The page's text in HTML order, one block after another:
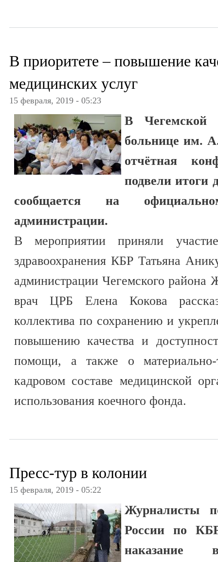
В приоритете – повышение
медицинских услуг
15 февраля, 2019 - 05:23
В Чегемской
больнице им.
отчётная
подвели итоги
сообщается на
администрации.
В мероприятии приняли
здравоохранения КБР Татьяна
администрации Чегемского
врач ЦРБ Елена Кокова
коллектива по сохранению и
повышению качества и
помощи, а также о материально-
кадровом составе медицинской
использования коечного фонда.
Пресс-тур в колонии
15 февраля, 2019 - 05:22
Журналисты
России по
наказание